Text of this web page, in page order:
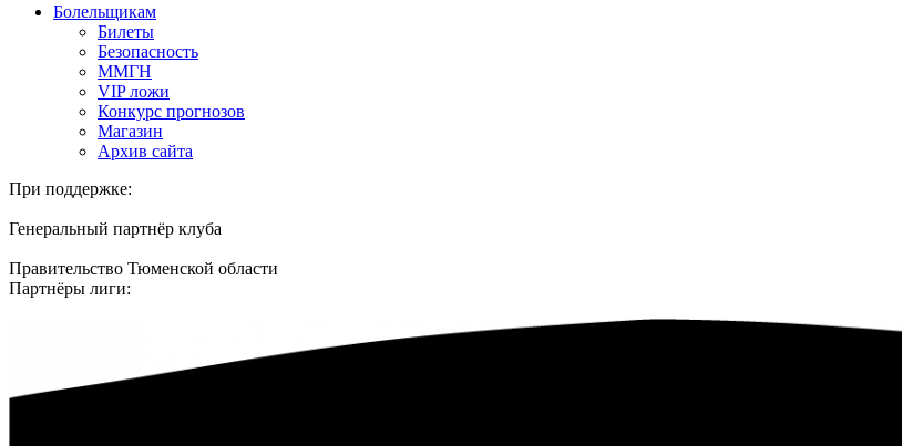
Болельщикам
Билеты
Безопасность
ММГН
VIP ложи
Конкурс прогнозов
Магазин
Архив сайта
При поддержке:
Генеральный партнёр клуба
Правительство Тюменской области
Партнёры лиги: